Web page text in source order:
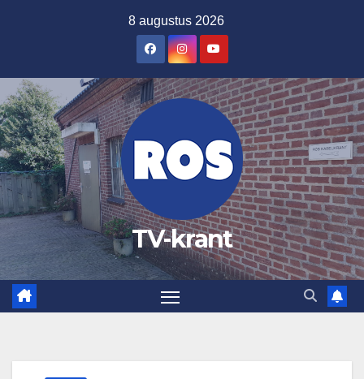
inhoud
8 augustus 2026
TV-krant